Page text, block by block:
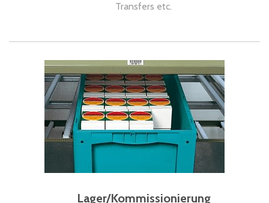
Transfers etc.
Lager/Kommissionierung